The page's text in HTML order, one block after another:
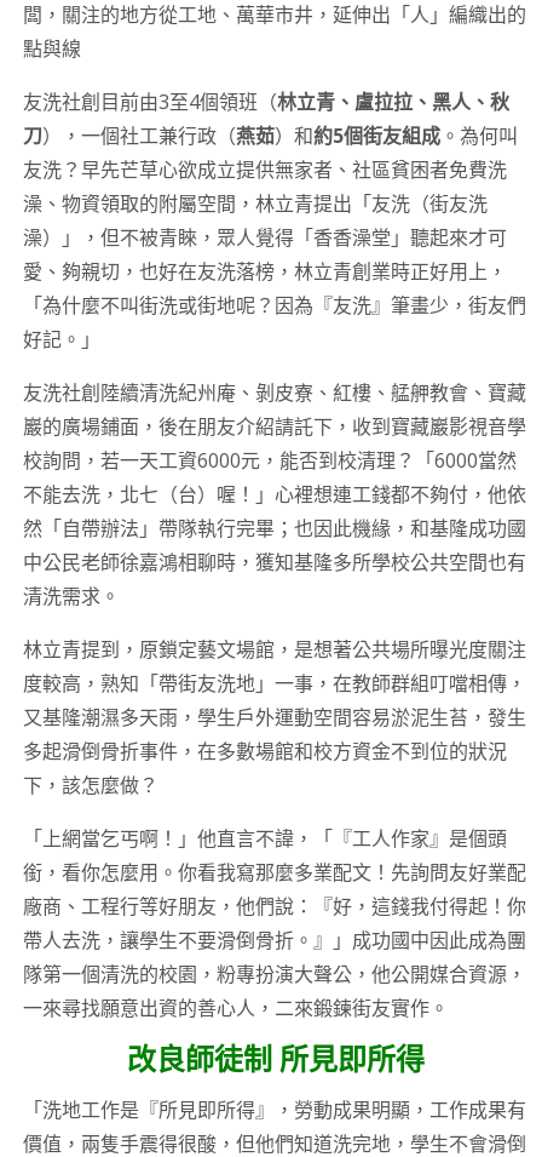
闆，關注的地方從工地、萬華市井，延伸出「人」編織出的
點與線
友洗社創目前由3至4個領班（林立青、盧拉拉、黑人、秋
刀），一個社工兼行政（燕茹）和約5個街友組成。為何叫
友洗？早先芒草心欲成立提供無家者、社區貧困者免費洗
澡、物資領取的附屬空間，林立青提出「友洗（街友洗
澡）」，但不被青睞，眾人覺得「香香澡堂」聽起來才可
愛、夠親切，也好在友洗落榜，林立青創業時正好用上，
「為什麼不叫街洗或街地呢？因為『友洗』筆畫少，街友們
好記。」
友洗社創陸續清洗紀州庵、剝皮寮、紅樓、艋舺教會、寶藏
巖的廣場鋪面，後在朋友介紹請託下，收到寶藏巖影視音學
校詢問，若一天工資6000元，能否到校清理？「6000當然
不能去洗，北七（台）喔！」心裡想連工錢都不夠付，他依
然「自帶辦法」帶隊執行完畢；也因此機緣，和基隆成功國
中公民老師徐嘉鴻相聊時，獲知基隆多所學校公共空間也有
清洗需求。
林立青提到，原鎖定藝文場館，是想著公共場所曝光度關注
度較高，熟知「帶街友洗地」一事，在教師群組叮噹相傳，
又基隆潮濕多天雨，學生戶外運動空間容易淤泥生苔，發生
多起滑倒骨折事件，在多數場館和校方資金不到位的狀況
下，該怎麼做？
「上網當乞丐啊！」他直言不諱，「『工人作家』是個頭
銜，看你怎麼用。你看我寫那麼多業配文！先詢問友好業配
廠商、工程行等好朋友，他們說：『好，這錢我付得起！你
帶人去洗，讓學生不要滑倒骨折。』」成功國中因此成為團
隊第一個清洗的校園，粉專扮演大聲公，他公開媒合資源，
一來尋找願意出資的善心人，二來鍛鍊街友實作。
改良師徒制 所見即所得
「洗地工作是『所見即所得』，勞動成果明顯，工作成果有
價值，兩隻手震得很酸，但他們知道洗完地，學生不會滑倒